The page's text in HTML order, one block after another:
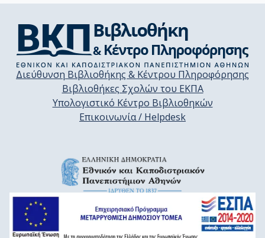
Διεύθυνση Βιβλιοθήκης & Κέντρου Πληροφόρησης
Βιβλιοθήκες Σχολών του ΕΚΠΑ
Υπολογιστικό Κέντρο Βιβλιοθηκών
Επικοινωνία / Helpdesk